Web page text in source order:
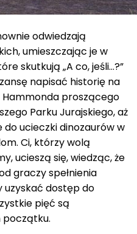
odwiedzają
umieszczając je w
skutkują „A co, jeśli…?”
napisać historię na
proszącego
Parku Jurajskiego, aż
ucieczki dinozaurów w
Ci, którzy wolą
ucieszą się, wiedząc, że
graczy spełnienia
uzyskać dostęp do
pięć są